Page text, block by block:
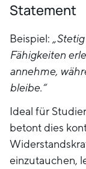
Statement
Beispiel:
Fähigkeiten
annehme,
bleibe.“
Ideal für
betont dies
einzutauchen,